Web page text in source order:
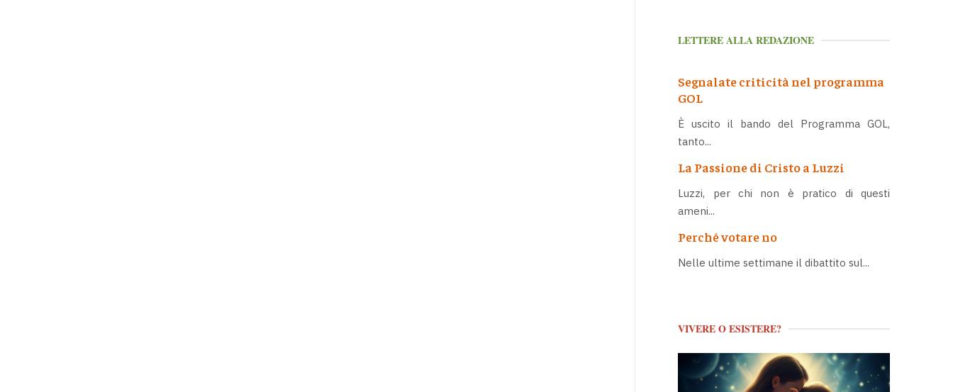
LETTERE ALLA REDAZIONE
Segnalate criticità nel programma
GOL
È uscito il bando del Programma GOL,
tanto...
La Passione di Cristo a Luzzi
Luzzi, per chi non è pratico di questi
ameni...
Perché votare no
Nelle ultime settimane il dibattito sul...
VIVERE O ESISTERE?